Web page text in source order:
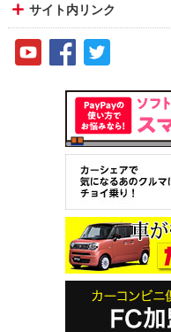
サイト内リンク